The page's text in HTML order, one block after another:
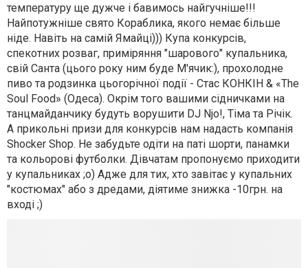
температуру ще дужче і бавимось найгучніше!!!
Найпотужніше свято Кораблика, якого немає більше
ніде. Навіть на самій Ямайці))) Купа конкурсів,
спекотних розваг, приміряння "шарового" купальника,
свій Санта (цього року ним буде М'ячик:), прохолодне
пиво та родзинка цьогорічної події - Стас КОНКІН & «The
Soul Food» (Одеса). Окрім того вашими сідничками на
танцмайданчику будуть ворушити DJ Njo!, Тіма та Річік.
А прикольні призи для конкурсів нам надасть компанія
Shocker Shop. Не забудьте одіти на паті шорти, панамки
та кольорові футболки. Дівчатам пропонуємо приходити
у купальниках ;о) Адже для тих, хто завітає у купальних
"костюмах" або з дредами, діятиме знижка -10грн. на
вході ;)